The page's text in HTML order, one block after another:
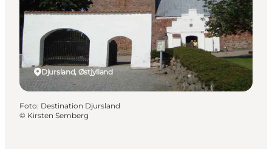
Planlæg ferien
Transport
Djursland, Østjylland
Foto: Destination Djursland
© Kirsten Semberg